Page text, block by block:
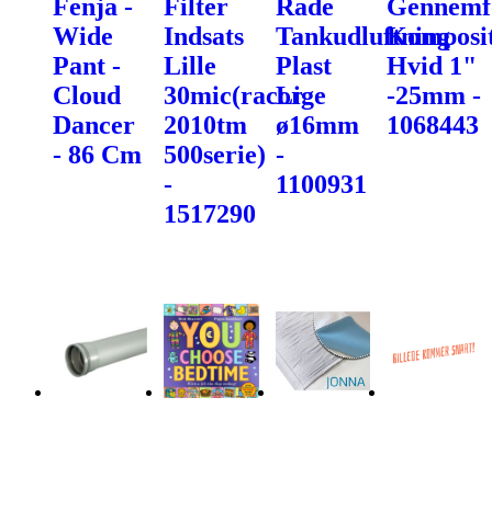
Fenja -
Wide
Pant -
Cloud
Dancer
- 86 Cm
Filter
Indsats
Lille
30mic(racor
2010tm
500serie)
-
1517290
Rade
Tankudluftning
Plast
Lige
ø16mm
-
1100931
Hvid 1"
-25mm -
1068443